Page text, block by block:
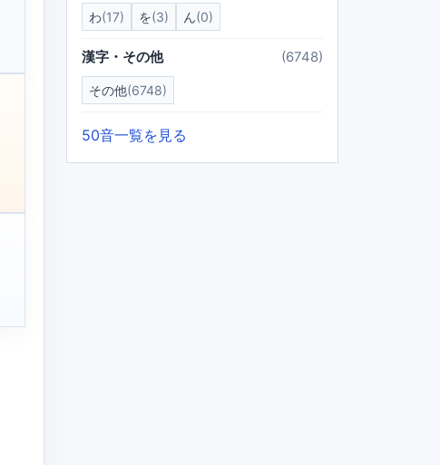
わ(17) を(3) ん(0)
漢字・その他 (6748)
その他(6748)
50音一覧を見る